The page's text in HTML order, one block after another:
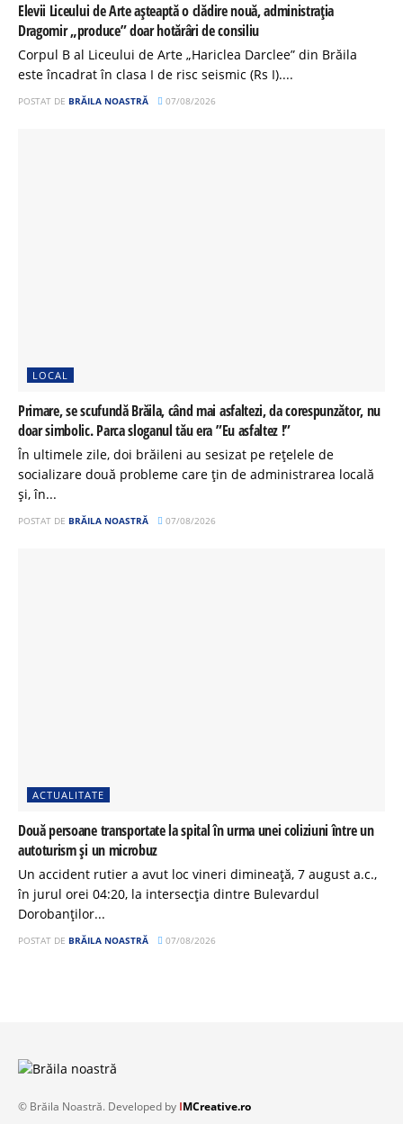
Elevii Liceului de Arte așteaptă o clădire nouă, administrația
Dragomir „produce” doar hotărâri de consiliu
Corpul B al Liceului de Arte „Hariclea Darclee” din Brăila
este încadrat în clasa I de risc seismic (Rs I)....
POSTAT DE BRĂILA NOASTRĂ 07/08/2026
LOCAL
Primare, se scufundă Brăila, când mai asfaltezi, da corespunzător, nu
doar simbolic. Parca sloganul tău era ”Eu asfaltez !”
În ultimele zile, doi brăileni au sesizat pe rețelele de
socializare două probleme care țin de administrarea locală
și, în...
POSTAT DE BRĂILA NOASTRĂ 07/08/2026
ACTUALITATE
Două persoane transportate la spital în urma unei coliziuni între un
autoturism și un microbuz
Un accident rutier a avut loc vineri dimineață, 7 august a.c.,
în jurul orei 04:20, la intersecția dintre Bulevardul
Dorobanților...
POSTAT DE BRĂILA NOASTRĂ 07/08/2026
© Brăila Noastră. Developed by IMCreative.ro